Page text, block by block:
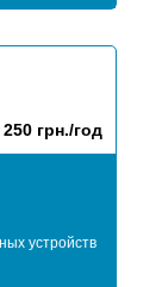
250 грн./год
устройств